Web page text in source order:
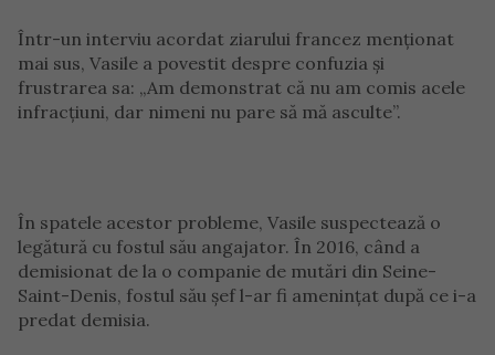
Într-un interviu acordat ziarului francez menționat
mai sus, Vasile a povestit despre confuzia și
frustrarea sa: „Am demonstrat că nu am comis acele
infracțiuni, dar nimeni nu pare să mă asculte”.
În spatele acestor probleme, Vasile suspectează o
legătură cu fostul său angajator. În 2016, când a
demisionat de la o companie de mutări din Seine-
Saint-Denis, fostul său șef l-ar fi amenințat după ce i-a
predat demisia.